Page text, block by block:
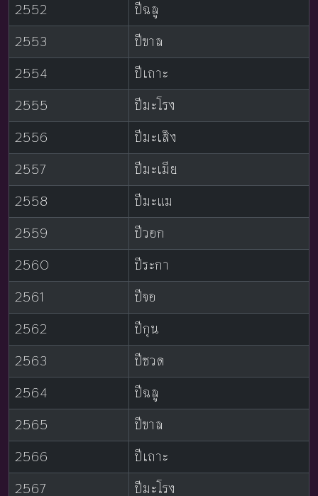
2552
ปีฉลู
2553
ปีขาล
2554
ปีเถาะ
2555
ปีมะโรง
2556
ปีมะเส็ง
2557
ปีมะเมีย
2558
ปีมะแม
2559
ปีวอก
2560
ปีระกา
2561
ปีจอ
2562
ปีกุน
2563
ปีชวด
2564
ปีฉลู
2565
ปีขาล
2566
ปีเถาะ
2567
ปีมะโรง